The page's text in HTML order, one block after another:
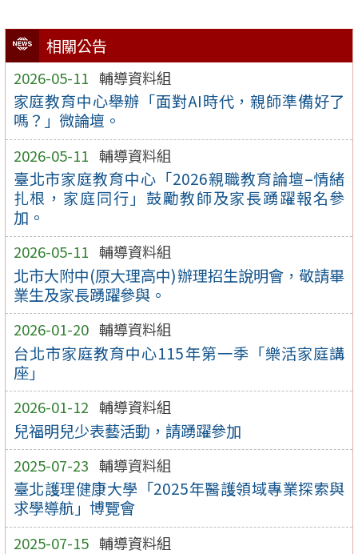
相關公告
2026-05-11 輔導資料組
家庭教育中心舉辦「面對AI時代，親師準備好了
嗎？」微論壇。
2026-05-11 輔導資料組
臺北市家庭教育中心「2026親職教育論壇–情緒
扎根，家庭同行」鼓勵教師及家長踴躍報名參
加。
2026-05-11 輔導資料組
北市大附中(原大理高中)辦理招生說明會，敬請畢
業生及家長踴躍參與。
2026-01-20 輔導資料組
台北市家庭教育中心115年第一季「樂活家庭講
座」
2026-01-12 輔導資料組
兒福明兒少表藝活動，請踴躍參加
2025-07-23 輔導資料組
臺北護理健康大學「2025年醫護領域專業探索與
求學導航」博覽會
2025-07-15 輔導資料組